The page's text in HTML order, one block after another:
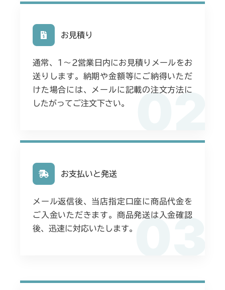
02
お見積り
通常、1〜2営業日内にお見積りメールをお
送りします。納期や金額等にご納得いただ
けた場合には、メールに記載の注文方法に
したがってご注文下さい。
03
お支払いと発送
メール返信後、当店指定口座に商品代金を
ご入金いただきます。商品発送は入金確認
後、迅速に対応いたします。